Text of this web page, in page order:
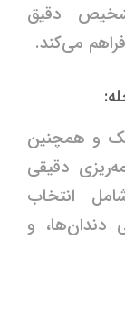
دقیق
فراهم می‌کند.
و همچنین
دقیقی
انتخاب
دندان‌ها، و